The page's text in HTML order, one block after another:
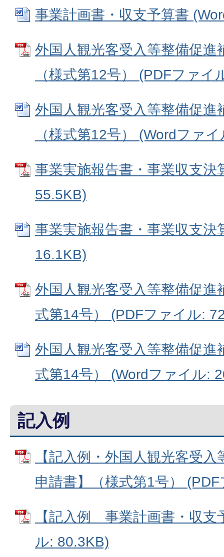
事業計画書・収支予算書
外国人観光客受入等整備促進
（様式第12号） (PDFファイ
外国人観光客受入等整備促進
（様式第12号） (Wordファ
事業実施報告書・事業収支決
55.5KB)
事業実施報告書・事業収支決
16.1KB)
外国人観光客受入等整備促進
式第14号） (PDFファイル:
外国人観光客受入等整備促進
式第14号） (Wordファイル:
記入例
【記入例・外国人観光客受
申請書】（様式第1号）
【記入例 事業計画書・収支
ル: 80.3KB)